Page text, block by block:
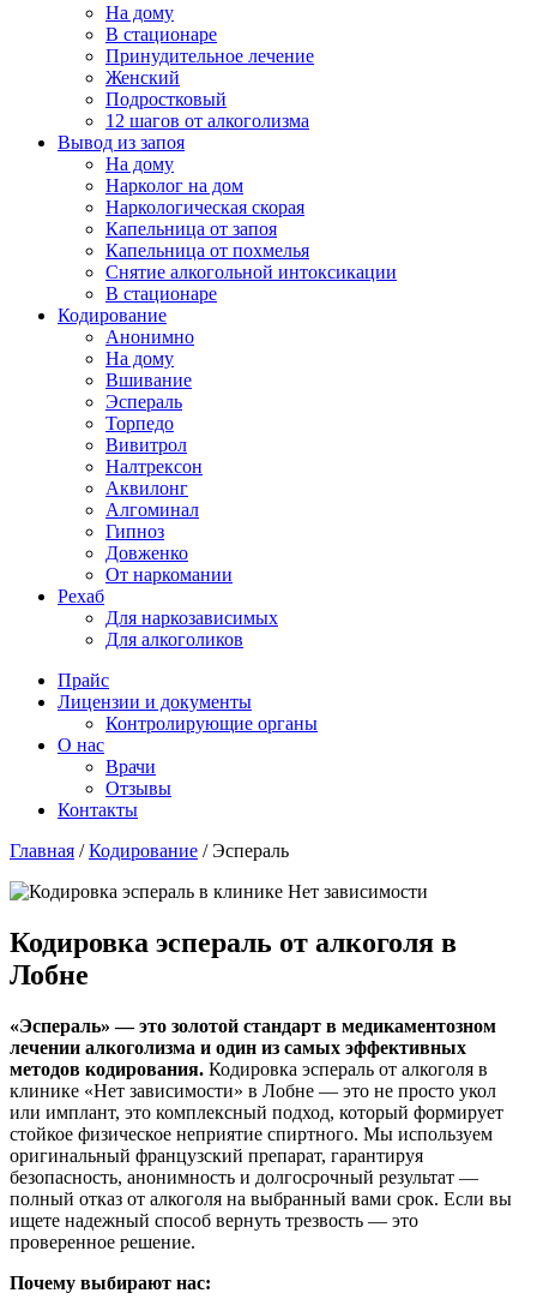
На дому
В стационаре
Принудительное лечение
Женский
Подростковый
12 шагов от алкоголизма
Вывод из запоя
На дому
Нарколог на дом
Наркологическая скорая
Капельница от запоя
Капельница от похмелья
Снятие алкогольной интоксикации
В стационаре
Кодирование
Анонимно
На дому
Вшивание
Эспераль
Торпедо
Вивитрол
Налтрексон
Аквилонг
Алгоминал
Гипноз
Довженко
От наркомании
Рехаб
Для наркозависимых
Для алкоголиков
Прайс
Лицензии и документы
Контролирующие органы
О нас
Врачи
Отзывы
Контакты
Главная /Кодирование /Эспераль
Кодировка эспераль от алкоголя в
Лобне
«Эспераль» — это золотой стандарт в медикаментозном
лечении алкоголизма и один из самых эффективных
методов кодирования. Кодировка эспераль от алкоголя в
клинике «Нет зависимости» в Лобне — это не просто укол
или имплант, это комплексный подход, который формирует
стойкое физическое неприятие спиртного. Мы используем
оригинальный французский препарат, гарантируя
безопасность, анонимность и долгосрочный результат —
полный отказ от алкоголя на выбранный вами срок. Если вы
ищете надежный способ вернуть трезвость — это
проверенное решение.
Почему выбирают нас: